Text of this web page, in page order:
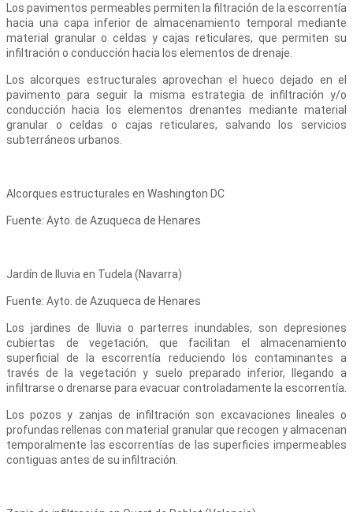
Los pavimentos permeables permiten la filtración de la escorrentía
hacia una capa inferior de almacenamiento temporal mediante
material granular o celdas y cajas reticulares, que permiten su
infiltración o conducción hacia los elementos de drenaje.
Los alcorques estructurales aprovechan el hueco dejado en el
pavimento para seguir la misma estrategia de infiltración y/o
conducción hacia los elementos drenantes mediante material
granular o celdas o cajas reticulares, salvando los servicios
subterráneos urbanos.
Alcorques estructurales en Washington DC
Fuente: Ayto. de Azuqueca de Henares
Jardín de lluvia en Tudela (Navarra)
Fuente: Ayto. de Azuqueca de Henares
Los jardines de lluvia o parterres inundables, son depresiones
cubiertas de vegetación, que facilitan el almacenamiento
superficial de la escorrentía reduciendo los contaminantes a
través de la vegetación y suelo preparado inferior, llegando a
infiltrarse o drenarse para evacuar controladamente la escorrentía.
Los pozos y zanjas de infiltración son excavaciones lineales o
profundas rellenas con material granular que recogen y almacenan
temporalmente las escorrentías de las superficies impermeables
contiguas antes de su infiltración.